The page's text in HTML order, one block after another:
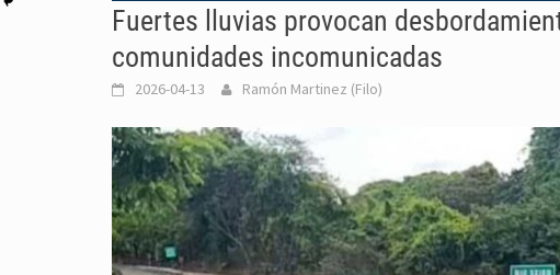
Fuertes lluvias provocan
comunidades incomunicadas
2026-04-13 Ramón Martinez (Filo)